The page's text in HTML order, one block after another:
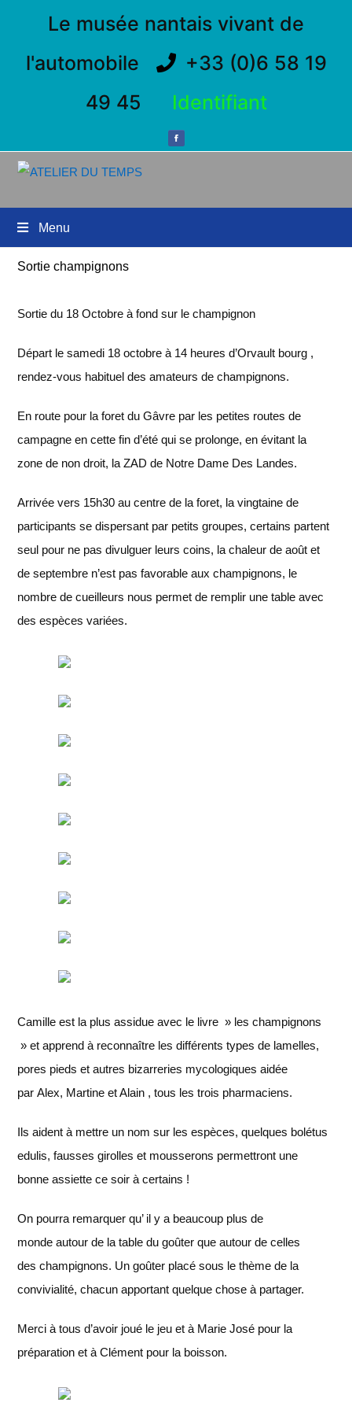
Le musée nantais vivant de
l'automobile
+33 (0)6 58 19
49 45
Identifiant
Menu
Sortie champignons
Sortie du 18 Octobre à fond sur le champignon
Départ le samedi 18 octobre à 14 heures d’Orvault bourg ,
rendez-vous habituel des amateurs de champignons.
En route pour la foret du Gâvre par les petites routes de
campagne en cette fin d’été qui se prolonge, en évitant la
zone de non droit, la ZAD de Notre Dame Des Landes.
Arrivée vers 15h30 au centre de la foret, la vingtaine de
participants se dispersant par petits groupes, certains partent
seul pour ne pas divulguer leurs coins, la chaleur de août et
de septembre n’est pas favorable aux champignons, le
nombre de cueilleurs nous permet de remplir une table avec
des espèces variées.
Camille est la plus assidue avec le livre » les champignons
» et apprend à reconnaître les différents types de lamelles,
pores pieds et autres bizarreries mycologiques aidée
par Alex, Martine et Alain , tous les trois pharmaciens.
Ils aident à mettre un nom sur les espèces, quelques bolétus
edulis, fausses girolles et mousserons permettront une
bonne assiette ce soir à certains !
On pourra remarquer qu’ il y a beaucoup plus de
monde autour de la table du goûter que autour de celles
des champignons. Un goûter placé sous le thème de la
convivialité, chacun apportant quelque chose à partager.
Merci à tous d’avoir joué le jeu et à Marie José pour la
préparation et à Clément pour la boisson.